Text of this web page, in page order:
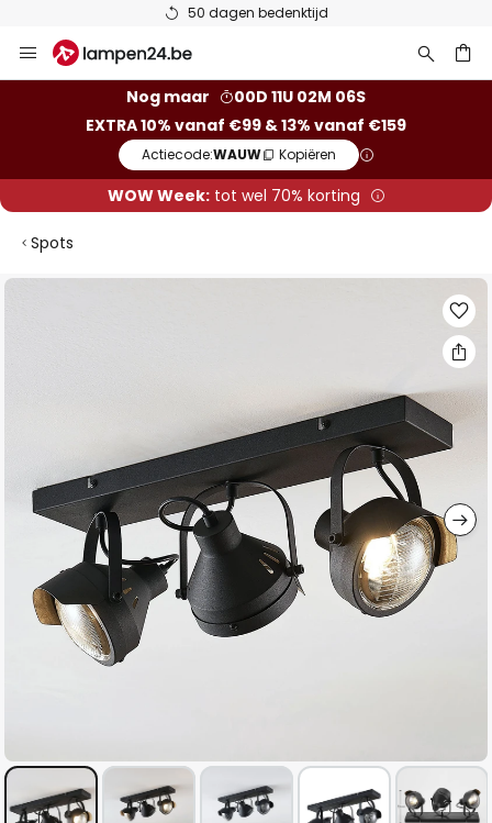
50 dagen bedenktijd
naar
Nog maar
00D 11U 02M 06S
EXTRA 10% vanaf €99 & 13% vanaf €159
Actiecode:WAUW Kopiëren
WOW Week:tot wel 70% korting
Spots
Ga
het
gallerij